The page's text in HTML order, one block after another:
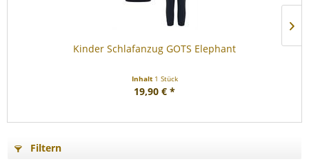
Kinder Schlafanzug GOTS Elephant
Inhalt 1 Stück
19,90 € *
Filtern